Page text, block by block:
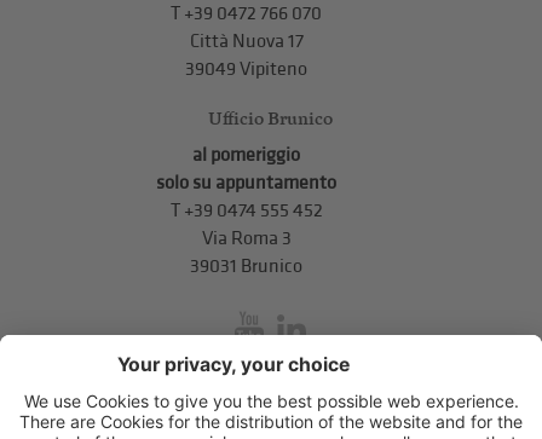
T +39 0472 766 070
Città Nuova 17
39049 Vipiteno
Ufficio Brunico
al pomeriggio
solo su appuntamento
T+39 0474 555 452
Via Roma 3
39031 Brunico
inService
Via di Mezzo ai Piani 5 ,39100 Bolzano.T+39 0471 310 311.